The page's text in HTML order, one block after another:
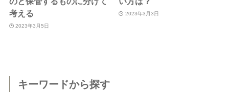
考える
2023年3月5日
2023年3月3日
キーワードから探す